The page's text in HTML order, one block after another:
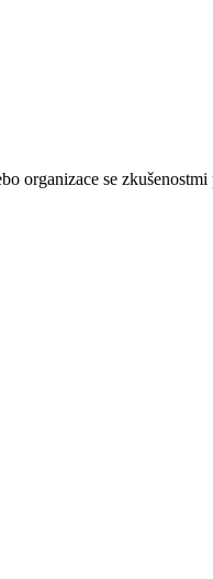
organizace se zkušenostmi